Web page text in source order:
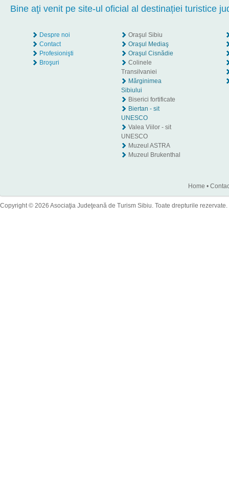
Bine aţi venit pe site-ul oficial al destinației turistice
Despre noi
Contact
Profesionişti
Broşuri
Oraşul Sibiu
Oraşul Mediaş
Oraşul Cisnădie
Colinele
Transilvaniei
Mărginimea
Sibiului
Biserici fortificate
Biertan - sit
UNESCO
Valea Viilor - sit
UNESCO
Muzeul ASTRA
Muzeul Brukenthal
Home •
Copyright © 2026 Asociaţia Judeţeană de Turism Sibiu. Toate drepturile rezervate.